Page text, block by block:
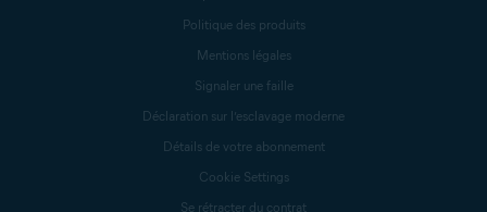
Politique des produits
Mentions légales
Signaler une faille
Déclaration sur l’esclavage moderne
Détails de votre abonnement
Cookie Settings
Se rétracter du contrat